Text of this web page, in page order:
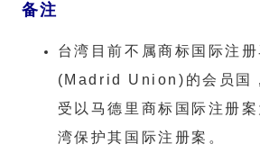
备注
台湾目前不属商标国际注
(Madrid Union)的会员国
受以马德里商标国际注册
湾保护其国际注册案。